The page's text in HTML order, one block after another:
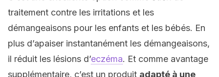
traitement contre les irritations et les
démangeaisons pour les enfants et les bébés. En
plus d’apaiser instantanément les démangeaisons,
il réduit les lésions d’eczéma. Et comme avantage
supplémentaire, c’est un produit adapté à une